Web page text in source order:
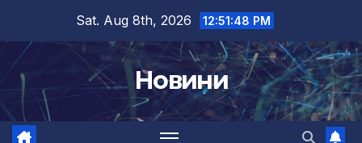
content
Sat. Aug 8th, 2026 12:51:49 PM
Новини